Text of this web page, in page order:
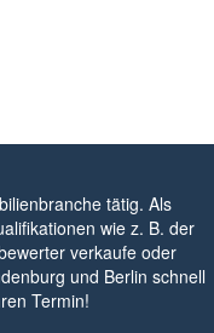
tätig. Als
wie z. B. der
verkaufe oder
und Berlin schnell
Termin!